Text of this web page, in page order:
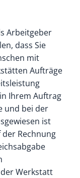
Arbeitgeber
dass Sie
mit
Aufträge
Ihrem Auftrag
und bei der
ist
Rechnung
Werkstatt